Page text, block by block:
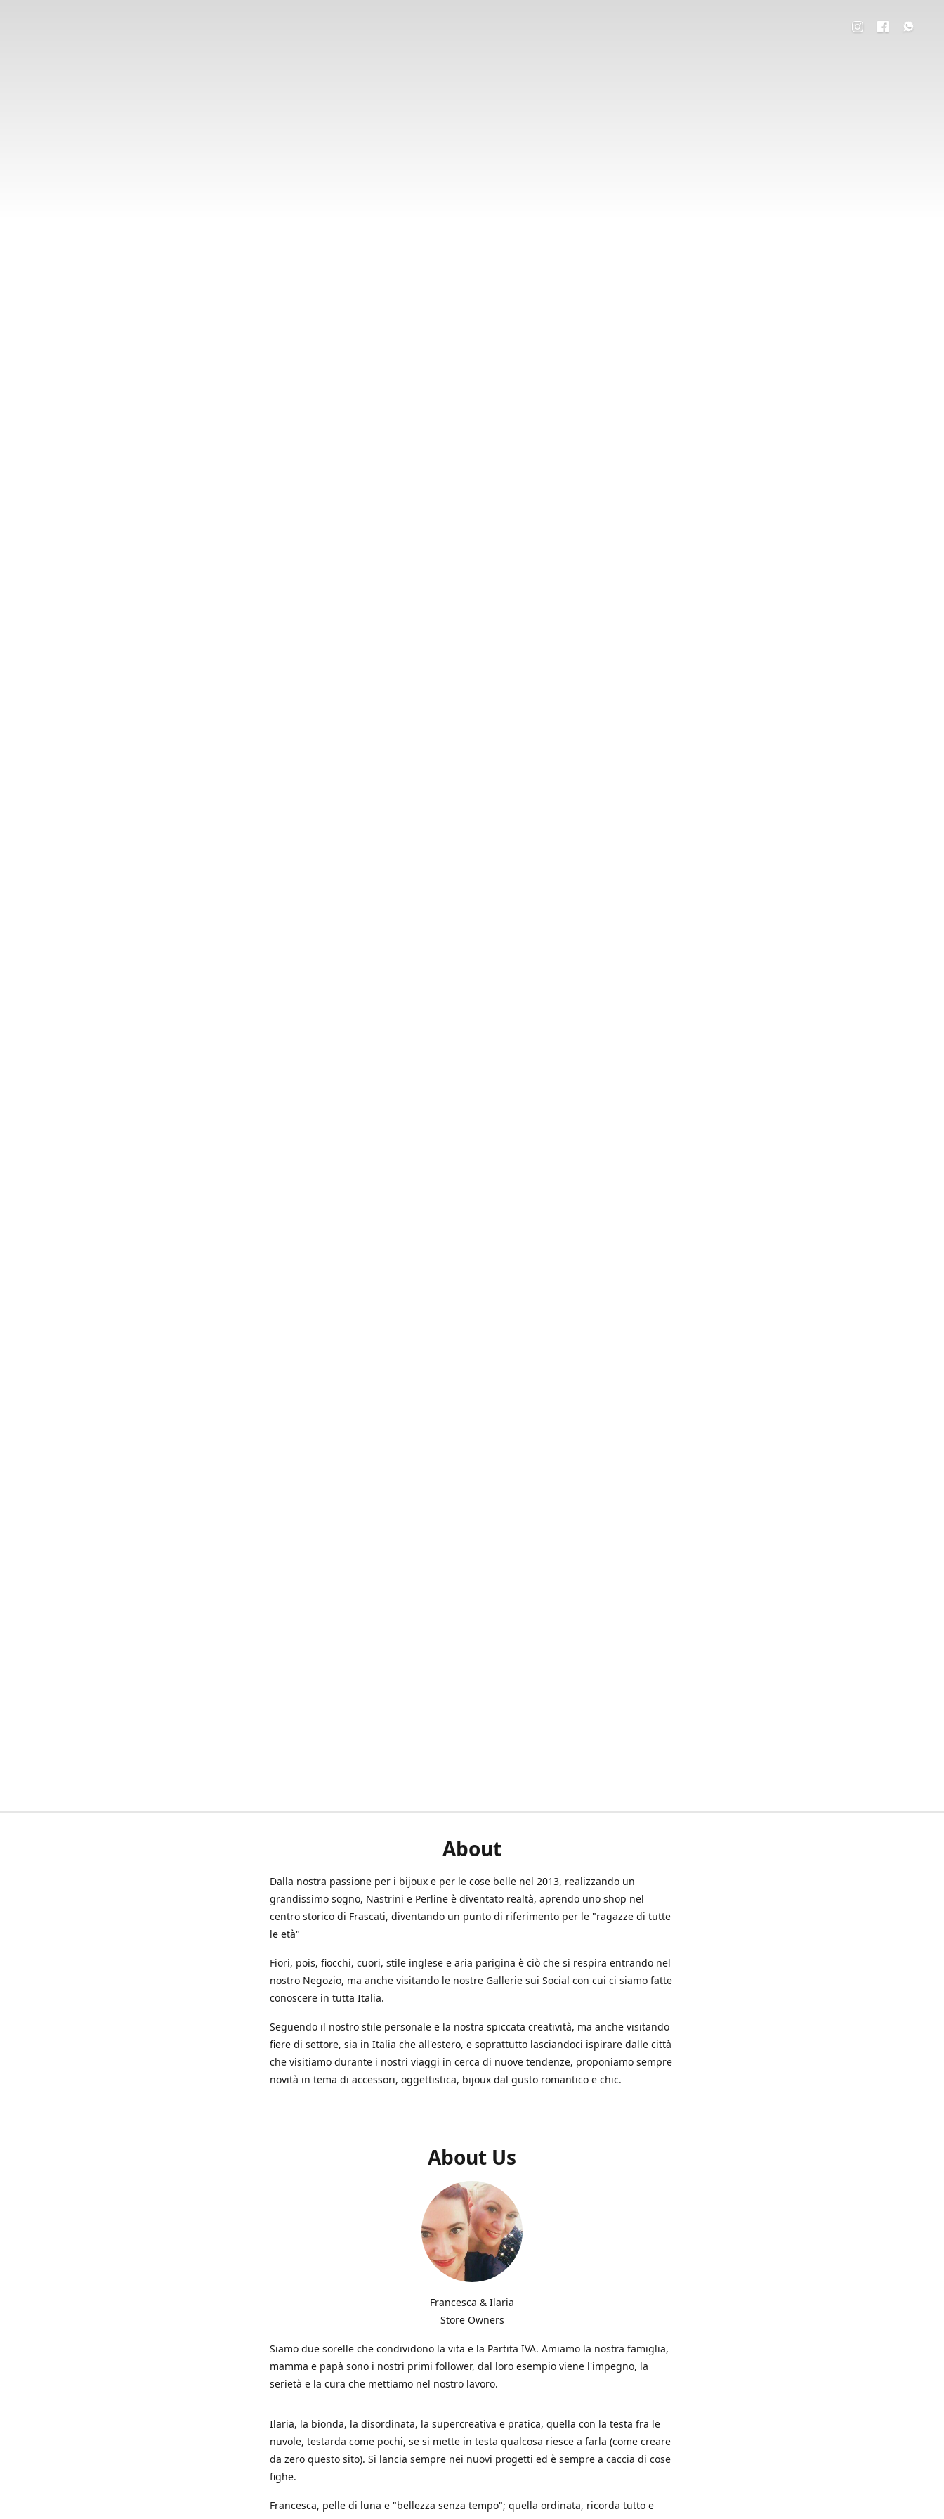
About
Dalla nostra passione per i bijoux e per le cose belle nel 2013, realizzando un
grandissimo sogno, Nastrini e Perline è diventato realtà, aprendo uno shop nel
centro storico di Frascati, diventando un punto di riferimento per le "ragazze di tutte
le età"
Fiori, pois, fiocchi, cuori, stile inglese e aria parigina è ciò che si respira entrando nel
nostro Negozio, ma anche visitando le nostre Gallerie sui Social con cui ci siamo fatte
conoscere in tutta Italia.
Seguendo il nostro stile personale e la nostra spiccata creatività, ma anche visitando
fiere di settore, sia in Italia che all'estero, e soprattutto lasciandoci ispirare dalle città
che visitiamo durante i nostri viaggi in cerca di nuove tendenze, proponiamo sempre
novità in tema di accessori, oggettistica, bijoux dal gusto romantico e chic.
About Us
Francesca & Ilaria
Store Owners
Siamo due sorelle che condividono la vita e la Partita IVA. Amiamo la nostra famiglia,
mamma e papà sono i nostri primi follower, dal loro esempio viene l'impegno, la
serietà e la cura che mettiamo nel nostro lavoro.
Ilaria, la bionda, la disordinata, la supercreativa e pratica, quella con la testa fra le
nuvole, testarda come pochi, se si mette in testa qualcosa riesce a farla (come creare
da zero questo sito). Si lancia sempre nei nuovi progetti ed è sempre a caccia di cose
fighe.
Francesca, pelle di luna e "bellezza senza tempo"; quella ordinata, ricorda tutto e